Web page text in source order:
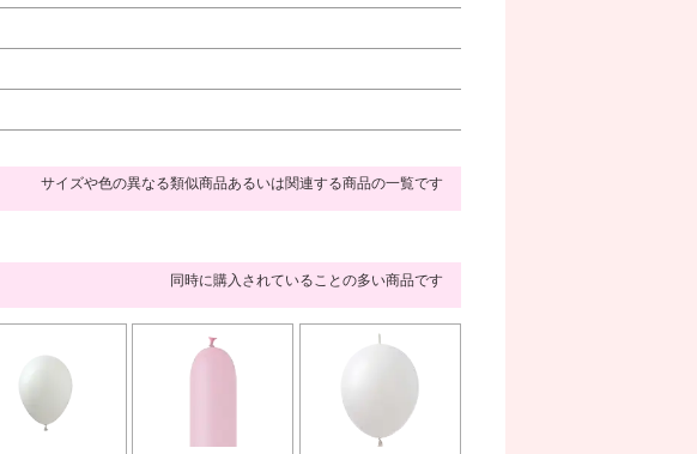
サイズや色の異なる類似商品あるいは関連する商品の一覧です
同時に購入されていることの多い商品です